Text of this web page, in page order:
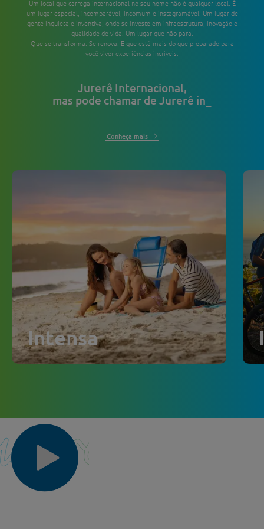
Um local que carrega internacional no seu nome não é qualquer local. É
um lugar especial, incomparável, incomum e instagramável. Um lugar de
gente inquieta e inventiva, onde se investe em infraestrutura, inovação e
qualidade de vida. Um lugar que não para.
Que se transforma. Se renova. E que está mais do que preparado para
você viver experiências incríveis.
Jurerê Internacional,
mas pode chamar de Jurerê in_
Conheça mais
Intensa